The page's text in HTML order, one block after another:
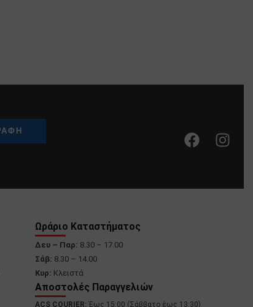
Ωράριο Καταστήματος
Δευ – Παρ: 8.30 – 17.00
Σάβ: 8.30 – 14.00
Κυρ: Κλειστά
Αποστολές Παραγγελιών
ACS COURIER: Έως 15:00 (Σάββατο έως 13:30)